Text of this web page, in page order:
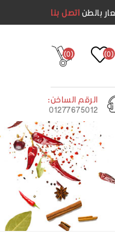
بالطن اتصل بنا
(0)
(0)
الرقم الساخن:
01277675012